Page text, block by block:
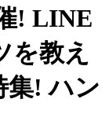
! LINE
を教え
集! ハン